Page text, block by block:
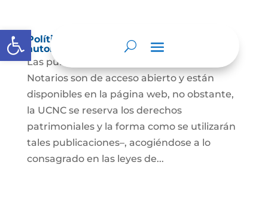
Abrir barra de herramientas
Política de derechos de autor y/o
autorización de uso sobre los contenidos
Las publicaciones de la UCNC y de los
Notarios son de acceso abierto y están
disponibles en la página web, no obstante,
la UCNC se reserva los derechos
patrimoniales y la forma como se utilizarán
tales publicaciones–, acogiéndose a lo
consagrado en las leyes de...